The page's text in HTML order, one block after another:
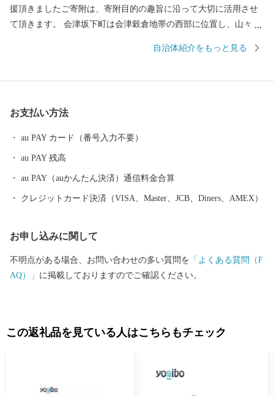
援頂きましたご寄附は、寄附目的の趣旨に沿って大切に活用させ
て頂きます。 会津坂下町は会津穀倉地帯の西部に位置し、山々と
しの産地としても全国的に知られており、馬刺しはその鮮やかな
日食べるご飯だからこそ美味しく安全なお米を召し上がってくだ
で、清らかな水で育てられた酒米を使った清酒は辛党の方でなく
ても納得の大変美味しいお酒が目白押しです。 日本酒党なら是非
とも飲んでいただきたい全国的な銘柄のお酒もご準備しておりま
のほかにも、二百年もの歴史のある醸造さんが作る味噌や醤油な
どの発酵食品の数々。 山々に囲まれた寒暖差のある土地でつくら
れた、甘くてみずみずしい季節の野菜や果物等多数提供いたして
っておりますので、皆様の変わらぬご支援を賜りますようお願い
自治体紹介をもっと見る
お支払い方法
au PAY カード（番号入力不要）
au PAY 残高
au PAY（auかんたん決済）通信料金合算
クレジットカード決済（VISA、Master、JCB、Diners、AMEX）
お申し込みに関して
不明点がある場合、お問い合わせの多い質問を 「よくある質問（F
AQ）」 に掲載しておりますのでご確認ください。
この返礼品を見ている人はこちらもチェック